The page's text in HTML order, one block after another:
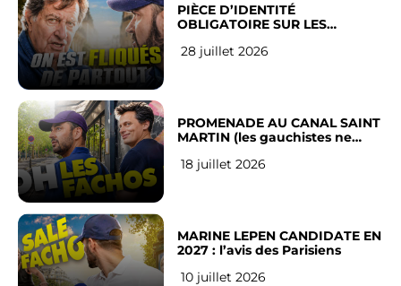
PIÈCE D’IDENTITÉ
OBLIGATOIRE SUR LES
Français
28 juillet 2026
PROMENADE AU CANAL SAINT
MARTIN (les gauchistes ne
18 juillet 2026
MARINE LEPEN CANDIDATE EN
2027 : l’avis des Parisiens
10 juillet 2026